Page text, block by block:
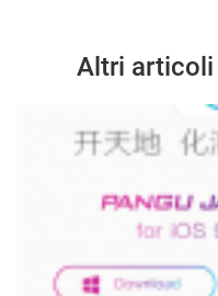
Altri articoli